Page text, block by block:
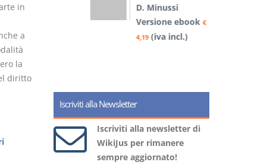
in
a
la
diritto
D. Minussi
Versione ebook€
(iva incl.)
Iscriviti alla Newsletter
Iscriviti alla newsletter di
WikiJus per rimanere
sempre aggiornato!